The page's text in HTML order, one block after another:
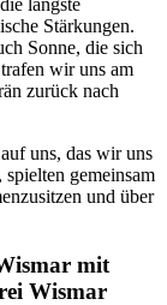
längste
Stärkungen.
Sonne, die sich
wir uns am
zurück nach
uns, das wir uns
gemeinsam
und über
mit
Wismar